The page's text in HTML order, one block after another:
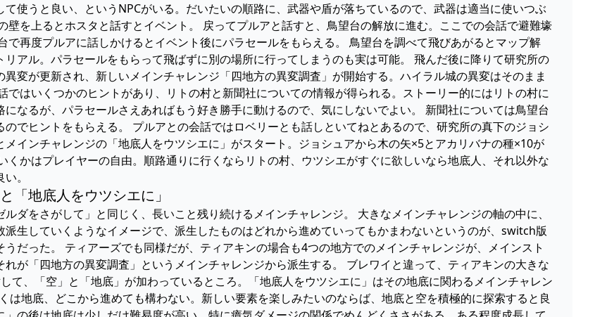
使うと良い、というNPCがいる。だいたいの順路に、武器や盾が落ちているので、武器は適当に使いつぶ
壁を上るとホスタと話すとイベント。 戻ってプルアと話すと、鳥望台の解放に進む。ここでの会話で避難壕
で再度プルアに話しかけるとイベント後にパラセールをもらえる。 鳥望台を調べて飛びあがるとマップ解
リアル。パラセールをもらって飛ばずに別の場所に行ってしまうのも実は可能。 飛んだ後に降りて研究所の
変が更新され、新しいメインチャレンジ「四地方の異変調査」が開始する。ハイラル城の異変はそのまま
ではいくつかのヒントがあり、リトの村と新聞社についての情報が得られる。ストーリー的にはリトの村に
なるが、パラセールさえあればもう好き勝手に動けるので、気にしないでよい。 新聞社については鳥望台
でヒントをもらえる。 プルアとの会話ではロベリーとも話しといてねとあるので、研究所の真下のジョシ
メインチャレンジの「地底人をウツシエに」がスタート。ジョシュアから木の矢×5とアカリバナの種×10が
くかはプレイヤーの自由。順路通りに行くならリトの村、ウツシエがすぐに欲しいなら地底人、それ以外な
。
「地底人をウツシエに」
ルダをさがして」と同じく、長いこと残り続けるメインチャレンジ。 大きなメインチャレンジの軸の中に、
生していくようなイメージで、派生したものはどれから進めていってもかまわないというのが、switch版
だった。 ティアーズでも同様だが、ティアキンの場合も4つの地方でのメインチャレンジが、メインスト
が「四地方の異変調査」というメインチャレンジから派生する。 ブレワイと違って、ティアキンの大きな
て、「空」と「地底」が加わっているところ。「地底人をウツシエに」はその地底に関わるメインチャレン
は地底、どこから進めても構わない。新しい要素を楽しみたいのならば、地底と空を積極的に探索すると良